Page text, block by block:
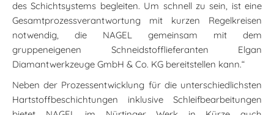
des Schichtsystems begleiten. Um schnell zu sein, ist eine
Gesamtprozessverantwortung mit kurzen Regelkreisen
notwendig, die NAGEL gemeinsam mit dem
gruppeneigenen Schneidstofflieferanten Elgan
Diamantwerkzeuge GmbH & Co. KG bereitstellen kann.“
Neben der Prozessentwicklung für die unterschiedlichsten
Hartstoffbeschichtungen inklusive Schleifbearbeitungen